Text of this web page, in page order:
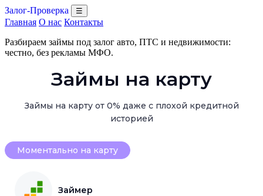
Залог-Проверка ☰
Главная О нас Контакты
Разбираем займы под залог авто, ПТС и недвижимости:
честно, без рекламы МФО.
Займы на карту
Займы на карту от 0% даже с плохой кредитной
историей
Моментально на карту
Займер